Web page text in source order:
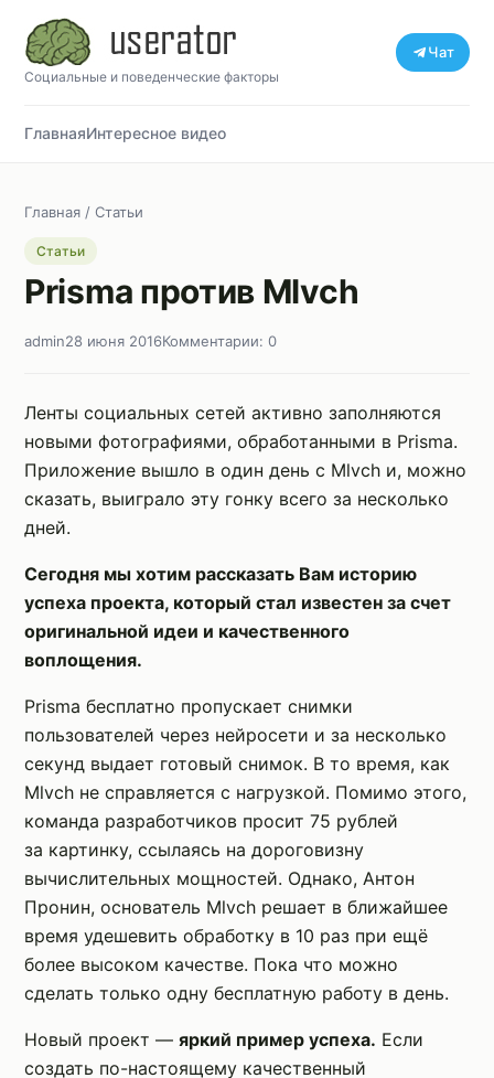
Социальные и поведенческие факторы
Чат
ГлавнаяИнтересное видео
Главная / Статьи
Статьи
Prisma против Mlvch
admin28 июня 2016Комментарии: 0
Ленты социальных сетей активно заполняются
новыми фотографиями, обработанными в Prisma.
Приложение вышло в один день с Mlvch и, можно
сказать, выиграло эту гонку всего за несколько
дней.
Сегодня мы хотим рассказать Вам историю
успеха проекта, который стал известен за счет
оригинальной идеи и качественного
воплощения.
Prisma бесплатно пропускает снимки
пользователей через нейросети и за несколько
секунд выдает готовый снимок. В то время, как
Mlvch не справляется с нагрузкой. Помимо этого,
команда разработчиков просит 75 рублей
за картинку, ссылаясь на дороговизну
вычислительных мощностей. Однако, Антон
Пронин, основатель Mlvch решает в ближайшее
время удешевить обработку в 10 раз при ещё
более высоком качестве. Пока что можно
сделать только одну бесплатную работу в день.
Новый проект — яркий пример успеха. Если
создать по-настоящему качественный